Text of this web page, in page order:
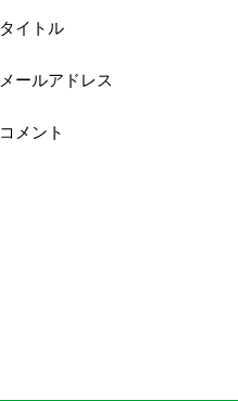
タイトル
メールアドレス
コメント